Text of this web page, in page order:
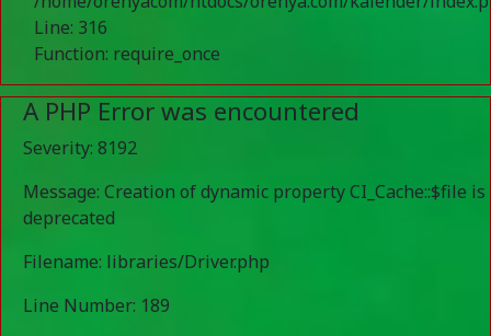
Line: 316
Function: require_once
A PHP Error was encountered
Severity: 8192
Message: Creation of dynamic property CI_Cache::$file is
deprecated
Filename: libraries/Driver.php
Line Number: 189